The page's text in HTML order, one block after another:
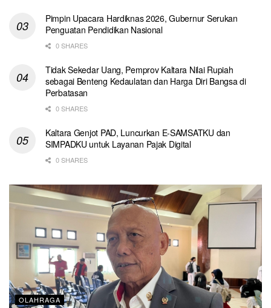
Pimpin Upacara Hardiknas 2026, Gubernur Serukan
Penguatan Pendidikan Nasional
0 SHARES
Tidak Sekedar Uang, Pemprov Kaltara Nilai Rupiah
sebagai Benteng Kedaulatan dan Harga Diri Bangsa di
Perbatasan
0 SHARES
Kaltara Genjot PAD, Luncurkan E-SAMSATKU dan
SIMPADKU untuk Layanan Pajak Digital
0 SHARES
OLAHRAGA